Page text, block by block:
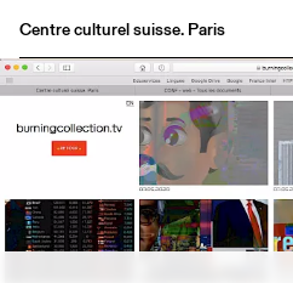
Centre culturel suisse. Paris
Agenda
Buvette
Archives
Médiathèque